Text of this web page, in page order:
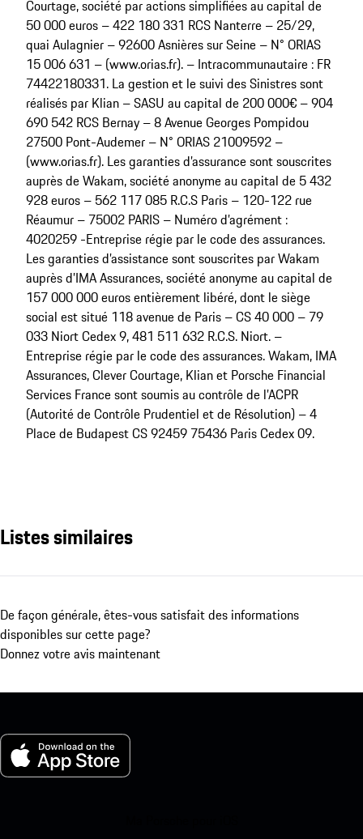
Courtage, société par actions simplifiées au capital de
50 000 euros – 422 180 331 RCS Nanterre – 25/29,
quai Aulagnier – 92600 Asnières sur Seine – N° ORIAS
15 006 631 – (www.orias.fr). – Intracommunautaire : FR
74422180331. La gestion et le suivi des Sinistres sont
réalisés par Klian – SASU au capital de 200 000€ – 904
690 542 RCS Bernay – 8 Avenue Georges Pompidou
27500 Pont-Audemer – N° ORIAS 21009592 –
(www.orias.fr). Les garanties d’assurance sont souscrites
auprès de Wakam, société anonyme au capital de 5 432
928 euros – 562 117 085 R.C.S Paris – 120-122 rue
Réaumur – 75002 PARIS – Numéro d’agrément :
4020259 -Entreprise régie par le code des assurances.
Les garanties d’assistance sont souscrites par Wakam
auprès d’IMA Assurances, société anonyme au capital de
157 000 000 euros entièrement libéré, dont le siège
social est situé 118 avenue de Paris – CS 40 000 – 79
033 Niort Cedex 9, 481 511 632 R.C.S. Niort. –
Entreprise régie par le code des assurances. Wakam, IMA
Assurances, Clever Courtage, Klian et Porsche Financial
Services France sont soumis au contrôle de l’ACPR
(Autorité de Contrôle Prudentiel et de Résolution) – 4
Place de Budapest CS 92459 75436 Paris Cedex 09.
Listes similaires
De façon générale, êtes-vous satisfait des informations
disponibles sur cette page?
Donnez votre avis maintenant